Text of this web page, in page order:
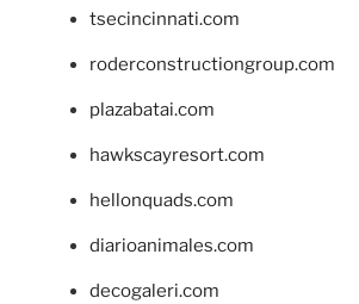
tsecincinnati.com
roderconstructiongroup.com
plazabatai.com
hawkscayresort.com
hellonquads.com
diarioanimales.com
decogaleri.com